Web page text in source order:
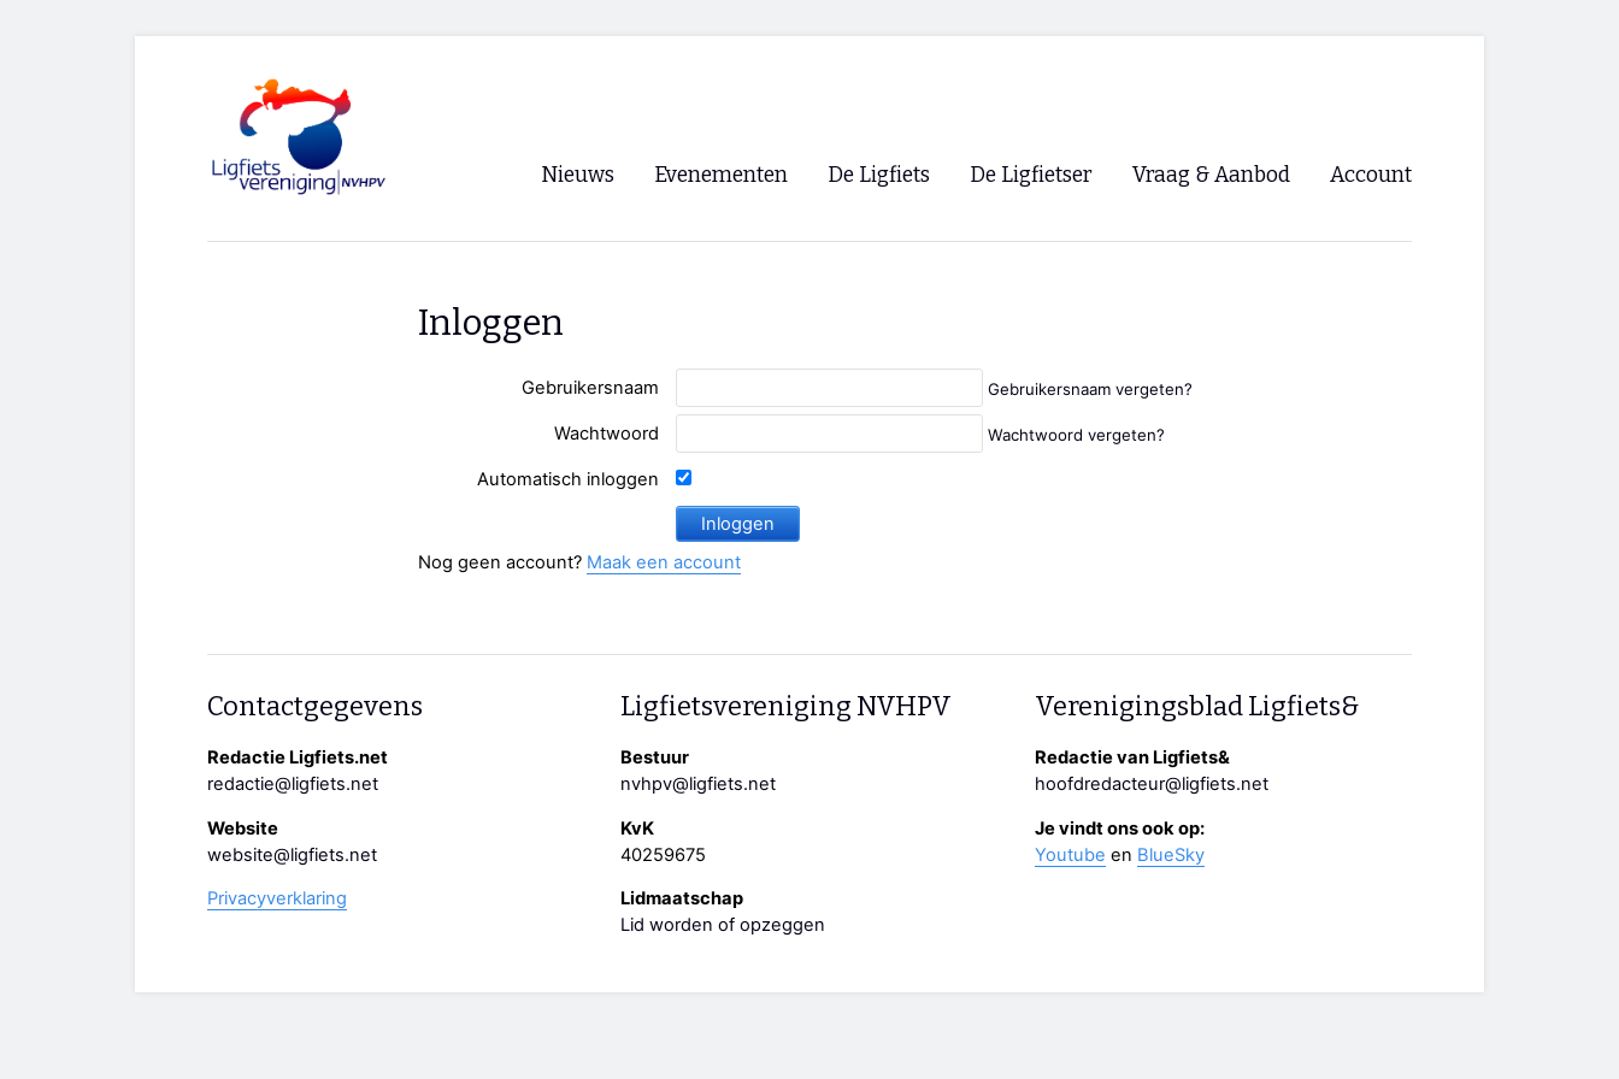
Nieuws Evenementen
Paastreffen
Oliebollentocht
De Ligfiets De Ligfietser
Lokale Fietsverenigingen
Vraag & Aanbod Account
Inloggen
Gebruikersnaam Gebruikersnaam vergeten?
Wachtwoord Wachtwoord vergeten?
Automatisch inloggen
Nog geen account? Maak een account
Contactgegevens
Redactie Ligfiets.net
redactie@ligfiets.net
Website
website@ligfiets.net
Privacyverklaring
Ligfietsvereniging NVHPV
Bestuur
nvhpv@ligfiets.net
KvK
40259675
Lidmaatschap
Lid worden of opzeggen
Verenigingsblad Ligfiets&
Redactie van Ligfiets&
hoofdredacteur@ligfiets.net
Je vindt ons ook op:
Youtube en BlueSky